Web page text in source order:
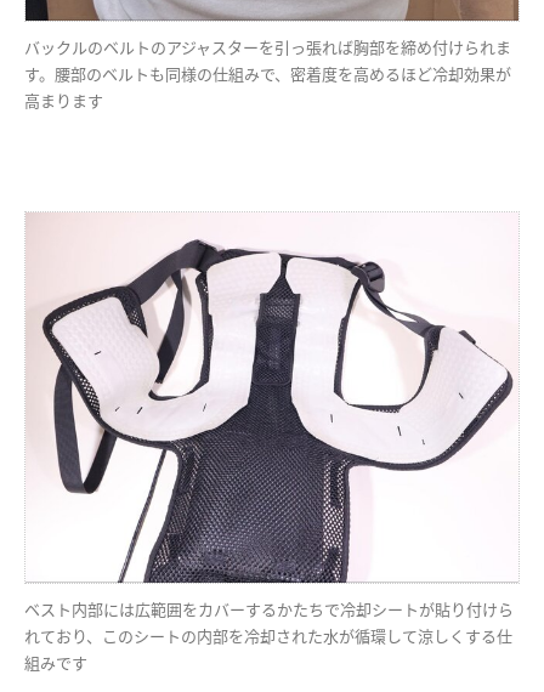
バックルのベルトのアジャスターを引っ張れば胸部を締め付けられま
す。腰部のベルトも同様の仕組みで、密着度を高めるほど冷却効果が
高まります
ベスト内部には広範囲をカバーするかたちで冷却シートが貼り付けら
れており、このシートの内部を冷却された水が循環して涼しくする仕
組みです